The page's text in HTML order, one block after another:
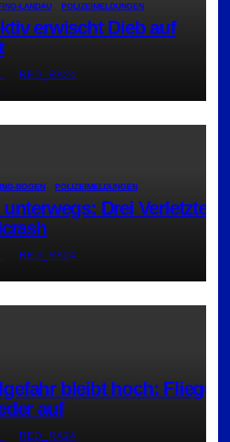
LANDAU POLIZEIMELDUNGEN
erwischt Dieb auf
RED_RA24
BOGEN POLIZEIMELDUNGEN
Drei Verletzte
RED_RA24
bleibt hoch: Flieger
auf
RED_RA24